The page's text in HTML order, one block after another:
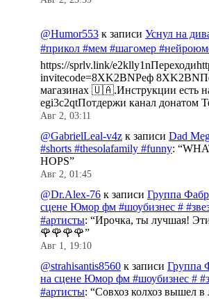
@Humor553 к записи Уснул на
#прикол #мем #шагомер
https://sprlv.link/
invitecode=8XK2BNРеф
магазинах 🇺🇦.Инструкции есть
egi3c2qtПотдержи канал донатом
Авг 2, 03:11
@GabrielLeal-v4z к записи Dad
#shorts #thesolafamily #funny: “
HOPS”
Авг 2, 01:45
@Dr.Alex-76 к записи Группа
сцене Юмор фм #шоубизнес #
#артисты: “Ирочка, ты лучшая!
🌹🌹🌹🌹”
Авг 1, 19:10
@strahisantis8560 к записи Группа
на сцене Юмор фм #шоубизнес #
#артисты: “Совхоз колхоз вышел